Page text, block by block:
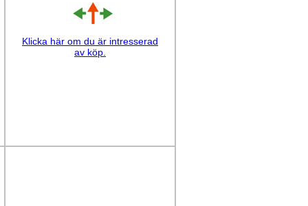
Klicka här om du är intresserad
av köp.